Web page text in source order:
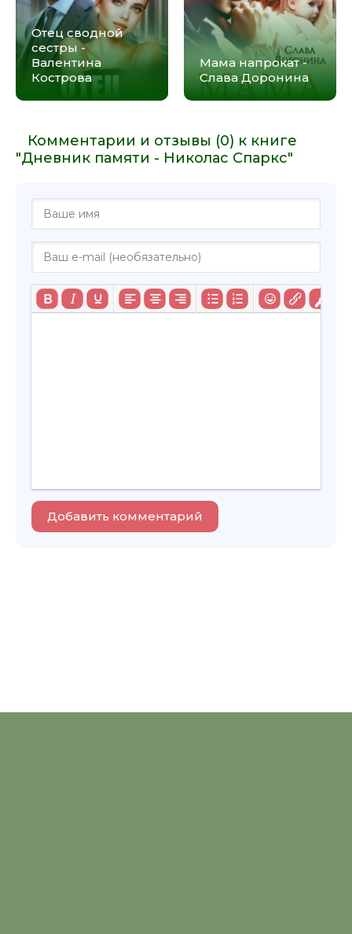
Отец сводной
сестры -
Валентина
Кострова
Мама напрокат -
Слава Доронина
Комментарии и отзывы (0) к книге
"Дневник памяти - Николас Спаркс"
Добавить комментарий